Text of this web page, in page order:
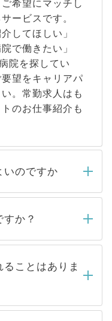
希望にマッチし
ービスです。
してほしい」
で働きたい」
院を探してい
望をキャリアパ
。常勤求人はも
のお仕事紹介も
いのですか
弊社担当者がご
メールもしくは
にはご連絡をせて
くお待ちくださ
か？
扱っている求人の
からご覧いただ
。非公開求人は
には公開してい
ことはありま
は一切ありませ